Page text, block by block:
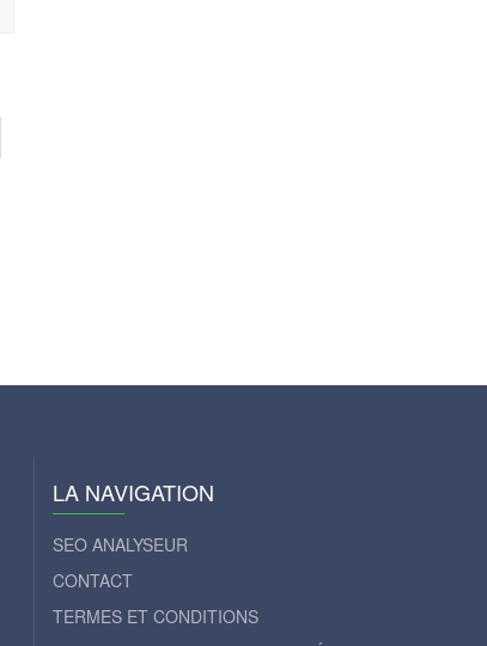
LA NAVIGATION
SEO ANALYSEUR
CONTACT
TERMES ET CONDITIONS